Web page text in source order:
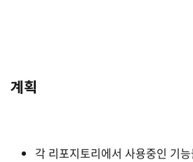
계획
각 리포지토리에서 사용중인 기